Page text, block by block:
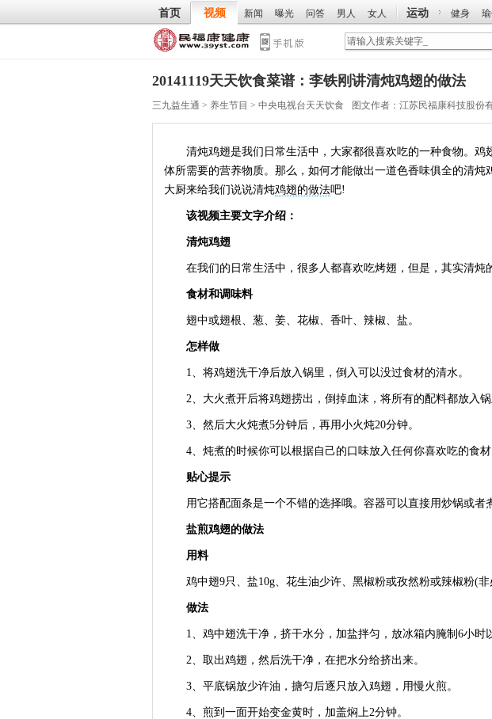
首页 视频 新闻 曝光 问答 男人 女人 运动 健身
20141119天天饮食菜谱：李铁刚讲清炖鸡翅的做法
三九益生通 > 养生节目 > 中央电视台天天饮食 图文作者： 江苏民福康科技股份
清炖鸡翅是我们日常生活中，大家都很喜欢吃的一种食物。鸡
体所需要的营养物质。那么，如何才能做出一道色香味俱全的清炖
大厨来给我们说说清炖鸡翅的做法吧!
该视频主要文字介绍：
清炖鸡翅
在我们的日常生活中，很多人都喜欢吃烤翅，但是，其实清炖
食材和调味料
翅中或翅根、葱、姜、花椒、香叶、辣椒、盐。
怎样做
1、将鸡翅洗干净后放入锅里，倒入可以没过食材的清水。
2、大火煮开后将鸡翅捞出，倒掉血沫，将所有的配料都放入锅
3、然后大火炖煮5分钟后，再用小火炖20分钟。
4、炖煮的时候你可以根据自己的口味放入任何你喜欢吃的食材
贴心提示
用它搭配面条是一个不错的选择哦。容器可以直接用炒锅或者
盐煎鸡翅的做法
用料
鸡中翅9只、盐10g、花生油少许、黑椒粉或孜然粉或辣椒粉(非
做法
1、鸡中翅洗干净，挤干水分，加盐拌匀，放冰箱内腌制6小时
2、取出鸡翅，然后洗干净，在把水分给挤出来。
3、平底锅放少许油，搪匀后逐只放入鸡翅，用慢火煎。
4、煎到一面开始变金黄时，加盖焖上2分钟。